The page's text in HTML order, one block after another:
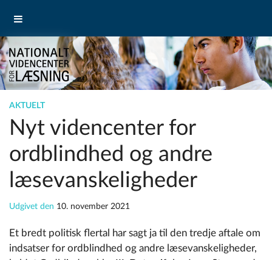
AKTUELT
Nyt videncenter for
ordblindhed og andre
læsevanskeligheder
Udgivet den 10. november 2021
Et bredt politisk flertal har sagt ja til den tredje aftale om
indsatser for ordblindhed og andre læsevanskeligheder,